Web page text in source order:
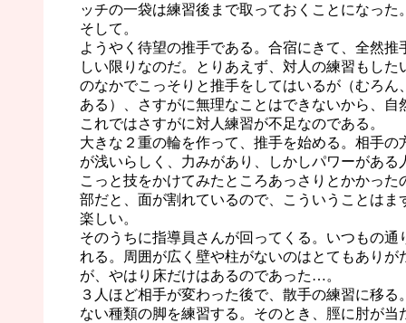
ッチの一袋は練習後まで取っておくことになった
そして。
ようやく待望の推手である。合宿にきて、全然推
しい限りなのだ。とりあえず、対人の練習もした
のなかでこっそりと推手をしてはいるが（むろん
ある）、さすがに無理なことはできないから、自
これではさすがに対人練習が不足なのである。
大きな２重の輪を作って、推手を始める。相手の
が浅いらしく、力みがあり、しかしパワーがある
こっと技をかけてみたところあっさりとかかった
部だと、面が割れているので、こういうことはま
楽しい。
そのうちに指導員さんが回ってくる。いつもの通
れる。周囲が広く壁や柱がないのはとてもありが
が、やはり床だけはあるのであった…。
３人ほど相手が変わった後で、散手の練習に移る
ない種類の脚を練習する。そのとき、脛に肘が当